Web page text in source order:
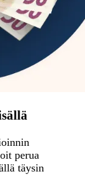
perua
täysin